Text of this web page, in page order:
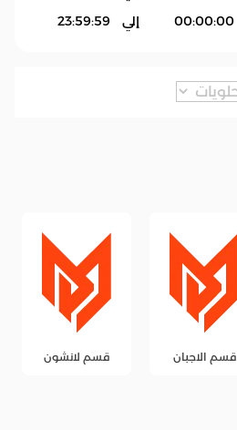
00:00:00 إلي 23:59:59
قسم الاجبان قسم لانشون